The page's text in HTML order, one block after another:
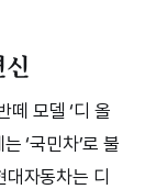
떼 모델 ‘디 올
‘국민차’로 불
대자동차는 디